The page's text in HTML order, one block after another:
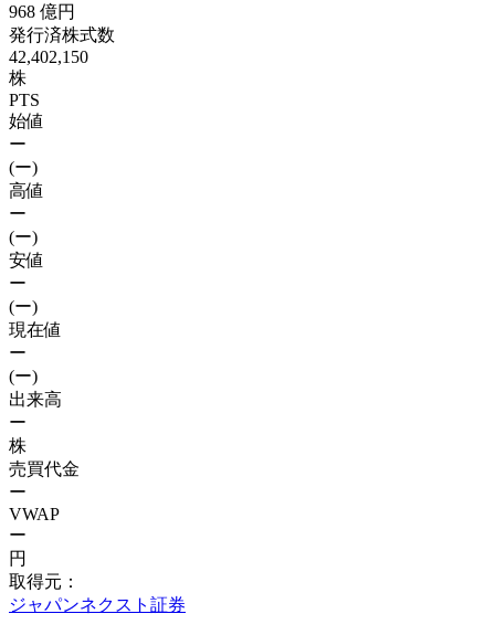
968 億円
発行済株式数
42,402,150
株
PTS
始値
ー
(ー)
高値
ー
(ー)
安値
ー
(ー)
現在値
ー
(ー)
出来高
ー
株
売買代金
ー
VWAP
ー
円
取得元：
ジャパンネクスト証券